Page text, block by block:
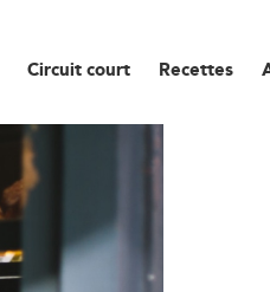
Circuit court Recettes